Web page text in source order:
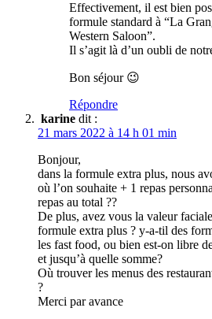
Effectivement, il est bien
formule standard à “La
Western Saloon”.
Il s’agit là d’un oubli de
Bon séjour 😉
Répondre
karine dit :
21 mars 2022 à 14 h 01 min
Bonjour,
dans la formule extra plus, nous
où l’on souhaite + 1 repas
repas au total ??
De plus, avez vous la valeur
formule extra plus ? y-a-til des
les fast food, ou bien est-on libre
et jusqu’à quelle somme?
Où trouver les menus des
?
Merci par avance